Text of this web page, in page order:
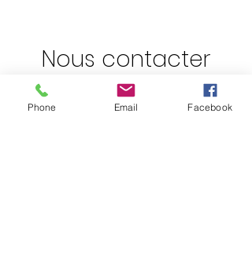
Nous contacter
Addresse:
Phone Email Facebook